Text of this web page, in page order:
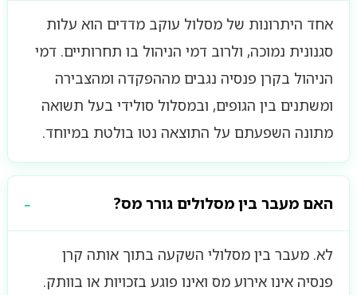
אחד היתרונות של מסלול עוקב מדדים הוא עלות
סגנונית נמוכה, ולרוב דמי הניהול בו תחרותיים. דמי
הניהול בקרן פנסיה נגבים מההפקדה ומהצבירה
ומשתנים בין הגופים, ובמסלול סולידי בעל תשואה
מתונה השפעתם על התוצאה נטו בולטת במיוחד.
האם מעבר בין מסלולים גורר מס?
לא. מעבר בין מסלולי השקעה בתוך אותה קרן
פנסיה אינו אירוע מס ואינו פוגע בזכויות או בוותק.